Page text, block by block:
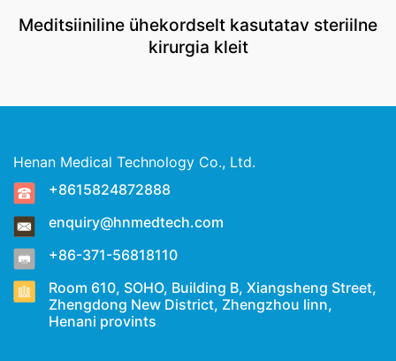
Meditsiiniline ühekordselt kasutatav steriilne
kirurgia kleit
Henan Medical Technology Co., Ltd.
+8615824872888
enquiry@hnmedtech.com
+86-371-56818110
Room 610, SOHO, Building B, Xiangsheng Street,
Zhengdong New District, Zhengzhou linn,
Henani provints